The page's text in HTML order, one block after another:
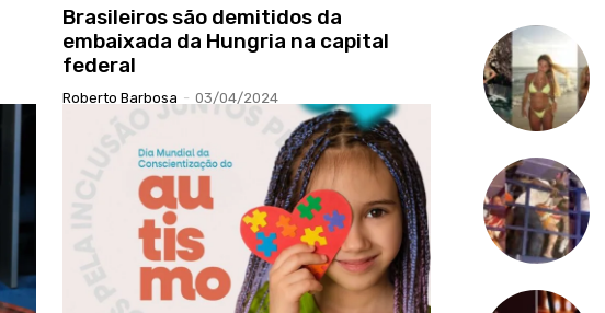
Brasileiros são demitidos da
embaixada da Hungria na capital
federal
Roberto Barbosa - 03/04/2024